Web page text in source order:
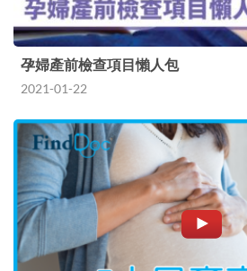
孕婦產前檢查項目懶人包
2021-01-22